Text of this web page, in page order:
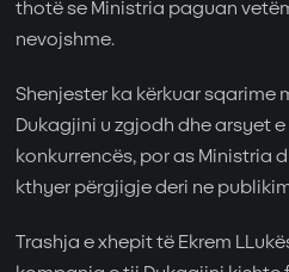
thotë se Ministria paguan
nevojshme.
Shenjester ka kërkuar sqarime
Dukagjini u zgjodh dhe arsyet
konkurrencës, por as Ministria
kthyer përgjigje deri ne
Trashja e xhepit të Ekrem